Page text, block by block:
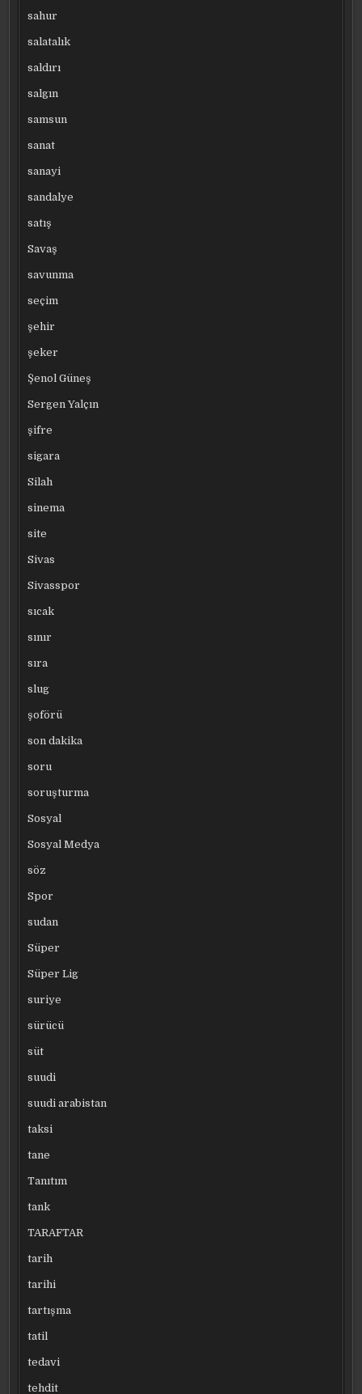
sahur
salatalık
saldırı
salgın
samsun
sanat
sanayi
sandalye
satış
Savaş
savunma
seçim
şehir
şeker
Şenol Güneş
Sergen Yalçın
şifre
sigara
Silah
sinema
site
Sivas
Sivasspor
sıcak
sınır
sıra
slug
şoförü
son dakika
soru
soruşturma
Sosyal
Sosyal Medya
söz
Spor
sudan
Süper
Süper Lig
suriye
sürücü
süt
suudi
suudi arabistan
taksi
tane
Tanıtım
tank
TARAFTAR
tarih
tarihi
tartışma
tatil
tedavi
tehdit